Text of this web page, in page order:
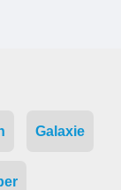
Galaxie